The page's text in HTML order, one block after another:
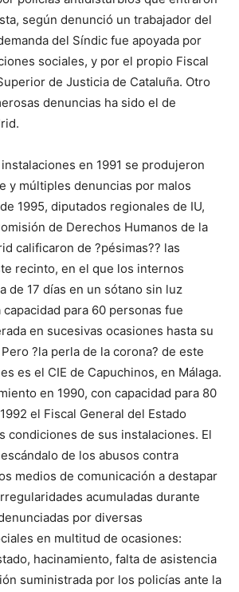
según denunció un trabajador del
del Síndic fue apoyada por
sociales, y por el propio Fiscal
de Justicia de Cataluña. Otro
denuncias ha sido el de
en 1991 se produjeron
y múltiples denuncias por malos
1995, diputados regionales de IU,
de Derechos Humanos de la
calificaron de ?pésimas?? las
recinto, en el que los internos
de 17 días en un sótano sin luz
para 60 personas fue
en sucesivas ocasiones hasta su
?la perla de la corona? de este
es el CIE de Capuchinos, en Málaga.
en 1990, con capacidad para 80
el Fiscal General del Estado
condiciones de sus instalaciones. El
de los abusos contra
medios de comunicación a destapar
acumuladas durante
por diversas
en multitud de ocasiones:
hacinamiento, falta de asistencia
suministrada por los policías ante la